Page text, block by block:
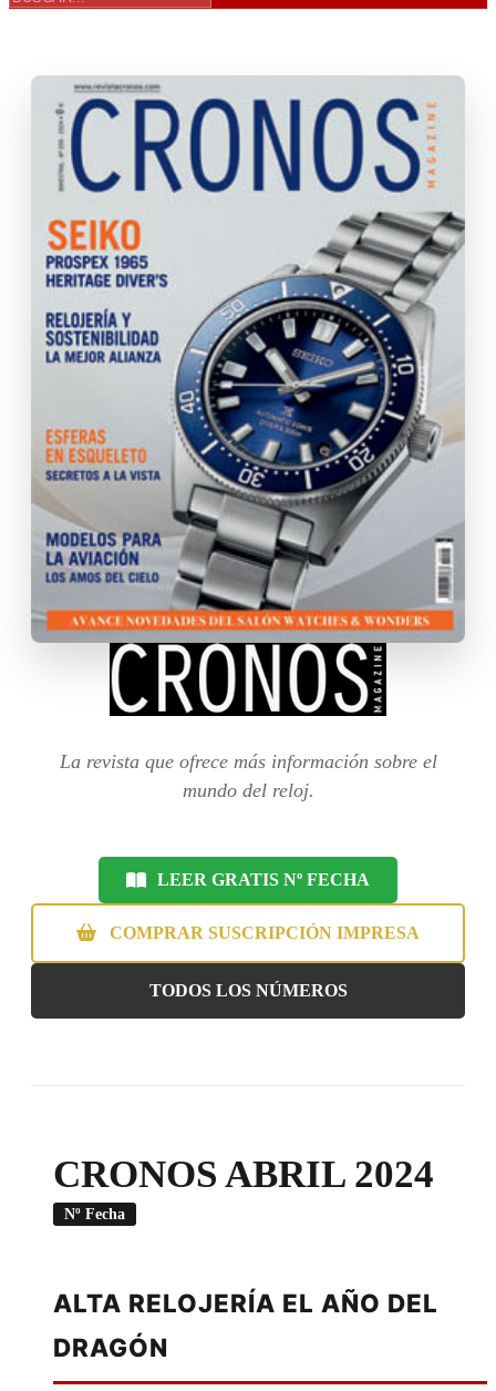
La revista que ofrece más información sobre el
mundo del reloj.
LEER GRATIS Nº FECHA
COMPRAR SUSCRIPCIÓN IMPRESA
TODOS LOS NÚMEROS
CRONOS ABRIL 2024
Nº Fecha
ALTA RELOJERÍA EL AÑO DEL
DRAGÓN